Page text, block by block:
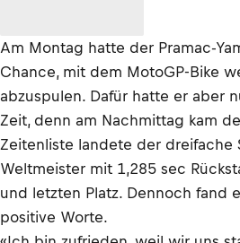
Am Montag hatte der Pramac-
Chance, mit dem MotoGP-Bike
abzuspulen. Dafür hatte er aber
Zeit, denn am Nachmittag kam
Zeitenliste landete der dreifache
Weltmeister mit 1,285 sec
und letzten Platz. Dennoch fand
positive Worte.